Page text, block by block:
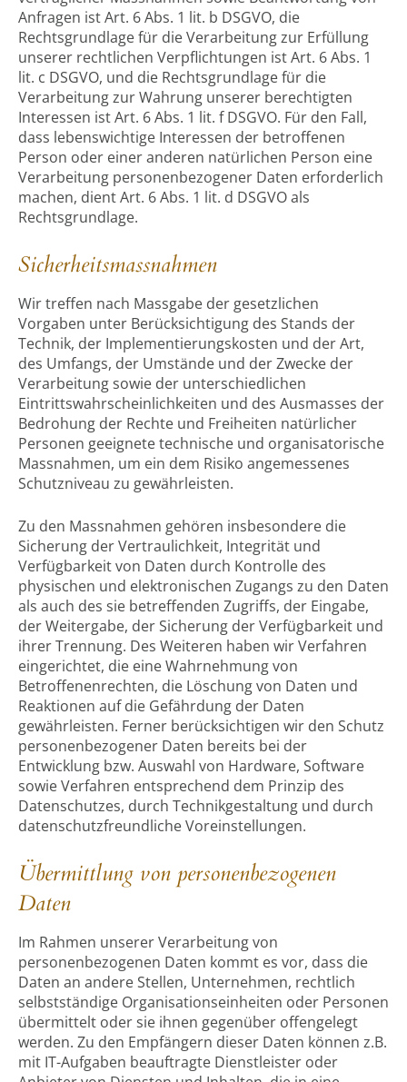
Anfragen ist Art. 6 Abs. 1 lit. b DSGVO, die
Rechtsgrundlage für die Verarbeitung zur Erfüllung
unserer rechtlichen Verpflichtungen ist Art. 6 Abs. 1
lit. c DSGVO, und die Rechtsgrundlage für die
Verarbeitung zur Wahrung unserer berechtigten
Interessen ist Art. 6 Abs. 1 lit. f DSGVO. Für den Fall,
dass lebenswichtige Interessen der betroffenen
Person oder einer anderen natürlichen Person eine
Verarbeitung personenbezogener Daten erforderlich
machen, dient Art. 6 Abs. 1 lit. d DSGVO als
Rechtsgrundlage.
Sicherheitsmassnahmen
Wir treffen nach Massgabe der gesetzlichen
Vorgaben unter Berücksichtigung des Stands der
Technik, der Implementierungskosten und der Art,
des Umfangs, der Umstände und der Zwecke der
Verarbeitung sowie der unterschiedlichen
Eintrittswahrscheinlichkeiten und des Ausmasses der
Bedrohung der Rechte und Freiheiten natürlicher
Personen geeignete technische und organisatorische
Massnahmen, um ein dem Risiko angemessenes
Schutzniveau zu gewährleisten.
Zu den Massnahmen gehören insbesondere die
Sicherung der Vertraulichkeit, Integrität und
Verfügbarkeit von Daten durch Kontrolle des
physischen und elektronischen Zugangs zu den Daten
als auch des sie betreffenden Zugriffs, der Eingabe,
der Weitergabe, der Sicherung der Verfügbarkeit und
ihrer Trennung. Des Weiteren haben wir Verfahren
eingerichtet, die eine Wahrnehmung von
Betroffenenrechten, die Löschung von Daten und
Reaktionen auf die Gefährdung der Daten
gewährleisten. Ferner berücksichtigen wir den Schutz
personenbezogener Daten bereits bei der
Entwicklung bzw. Auswahl von Hardware, Software
sowie Verfahren entsprechend dem Prinzip des
Datenschutzes, durch Technikgestaltung und durch
datenschutzfreundliche Voreinstellungen.
Übermittlung von personenbezogenen
Daten
Im Rahmen unserer Verarbeitung von
personenbezogenen Daten kommt es vor, dass die
Daten an andere Stellen, Unternehmen, rechtlich
selbstständige Organisationseinheiten oder Personen
übermittelt oder sie ihnen gegenüber offengelegt
werden. Zu den Empfängern dieser Daten können z.B.
mit IT-Aufgaben beauftragte Dienstleister oder